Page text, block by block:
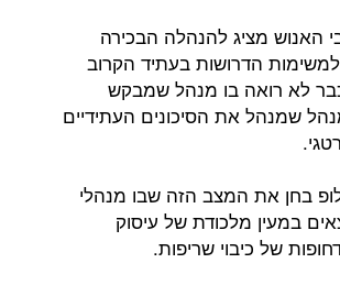
מציג להנהלה הבכירה
למשימות הדרושות בעתיד הקרוב
לא רואה בו מנהל שמבקש
שמנהל את הסיכונים העתידיים
בחן את המצב הזה שבו מנהלי
במעין מלכודת של עיסוק
של כיבוי שריפות.